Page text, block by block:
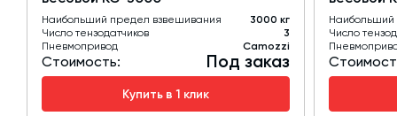
Наибольший предел взвешивания
3000 кг
Число тензодатчиков
3
Пневмопривод
Camozzi
Стоимость: Под заказ
Купить в 1 клик
Наибольший
Число